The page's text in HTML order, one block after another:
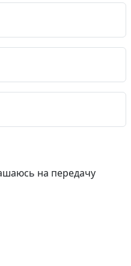
на передачу